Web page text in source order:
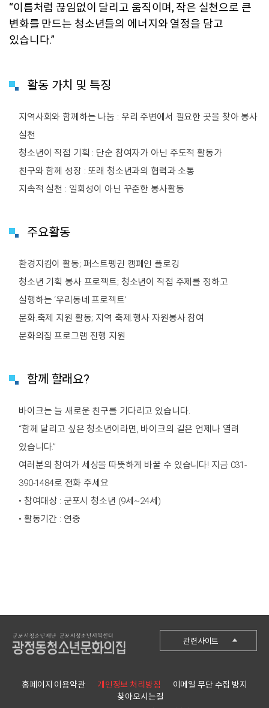
“이름처럼 끊임없이 달리고 움직이며, 작은 실천으로 큰
변화를 만드는 청소년들의 에너지와 열정을 담고
있습니다.”
활동 가치 및 특징
지역사회와 함께하는 나눔 : 우리 주변에서 필요한 곳을 찾아 봉사
실천
청소년이 직접 기획 : 단순 참여자가 아닌 주도적 활동가
친구와 함께 성장 : 또래 청소년과의 협력과 소통
지속적 실천 : 일회성이 아닌 꾸준한 봉사활동
주요활동
환경지킴이 활동; 퍼스트펭귄 캠페인 플로깅
청소년 기획 봉사 프로젝트; 청소년이 직접 주제를 정하고
실행하는 ‘우리동네 프로젝트’
문화․축제 지원 활동; 지역 축제․행사 자원봉사 참여
문화의집 프로그램 진행 지원
함께 할래요?
바이크는 늘 새로운 친구를 기다리고 있습니다.
“함께 달리고 싶은 청소년이라면, 바이크의 길은 언제나 열려
있습니다.”
여러분의 참여가 세상을 따뜻하게 바꿀 수 있습니다! 지금 031-
390-1484로 전화 주세요
• 참여대상 : 군포시 청소년 (9세~24세)
• 활동기간 : 연중
관련사이트
군포시청
군포시청소년수련관
홈페이지 이용약관 개인정보 처리방침
이메일 무단 수집 방지
찾아오시는길